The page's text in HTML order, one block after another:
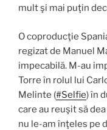
mult şi mai puţin
O coproducţie
regizat de Manuel
impecabilă. M-au
Torre în rolul lui
Melinte (#Selfie) în
care au reuşit să
nu le-am înţeles pe